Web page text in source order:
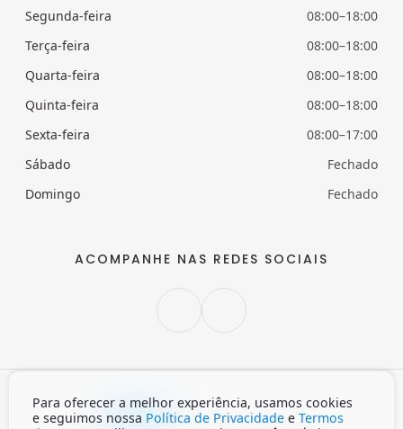
Segunda-feira
08:00–18:00
Terça-feira
08:00–18:00
Quarta-feira
08:00–18:00
Quinta-feira
08:00–18:00
Sexta-feira
08:00–17:00
Sábado
Fechado
Domingo
Fechado
ACOMPANHE NAS REDES SOCIAIS
Claro Escuro Auto
Para oferecer a melhor experiência, usamos cookies
e seguimos nossa Política de Privacidade e Termos